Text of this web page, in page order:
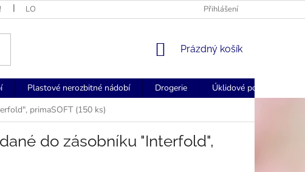
LOGOVANÉ UBROUSKY - FORSTCZ FORSTCZ DOPRAVA ZDARMA
Přihlášení
NÁKUPNÍ
Prázdný košík
Plastové nerozbitné nádobí Drogerie
Úklidové pomůcky
primaSOFT (150 ks)
do zásobníku "Interfold",